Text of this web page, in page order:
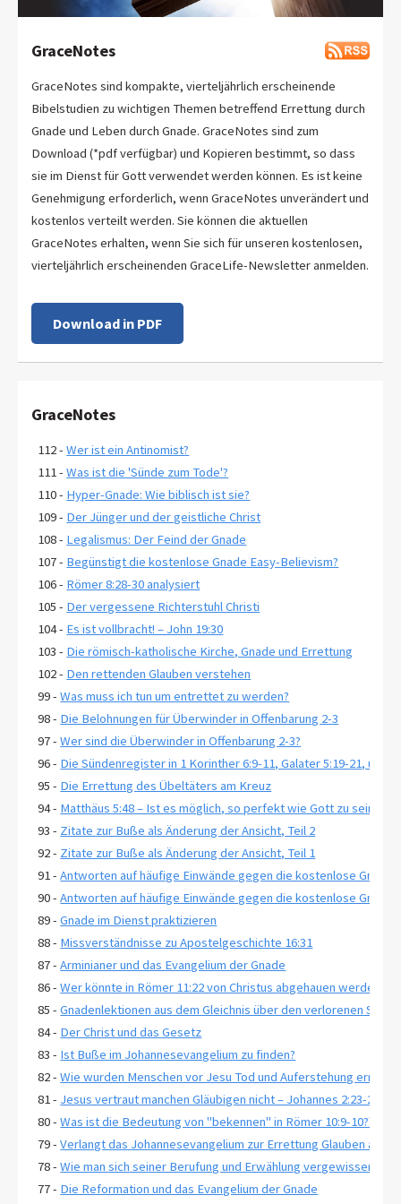
GraceNotes
GraceNotes sind kompakte, vierteljährlich erscheinende
Bibelstudien zu wichtigen Themen betreffend Errettung durch
Gnade und Leben durch Gnade. GraceNotes sind zum
Download (*pdf verfügbar) und Kopieren bestimmt, so dass
sie im Dienst für Gott verwendet werden können. Es ist keine
Genehmigung erforderlich, wenn GraceNotes unverändert und
kostenlos verteilt werden. Sie können die aktuellen
GraceNotes erhalten, wenn Sie sich für unseren kostenlosen,
vierteljährlich erscheinenden GraceLife-Newsletter anmelden.
Download in PDF
GraceNotes
112 -Wer ist ein Antinomist?
111 -Was ist die 'Sünde zum Tode'?
110 - Hyper-Gnade: Wie biblisch ist sie?
109 - Der Jünger und der geistliche Christ
108 - Legalismus: Der Feind der Gnade
107 - Begünstigt die kostenlose Gnade Easy-Believism?
106 - Römer 8:28-30 analysiert
105 - Der vergessene Richterstuhl Christi
104 - Es ist vollbracht! – John 19:30
103 - Die römisch-katholische Kirche, Gnade und Errettung
102 - Den rettenden Glauben verstehen
99 -Was muss ich tun um entrettet zu werden?
98 - Die Belohnungen für Überwinder in Offenbarung 2-3
97 -Wer sind die Überwinder in Offenbarung 2-3?
96 - Die Sündenregister in 1 Korinther 6:9-11, Galater 5:19-21, und
95 - Die Errettung des Übeltäters am Kreuz
94 - Matthäus 5:48 – Ist es möglich, so perfekt wie Gott zu sein?
93 - Zitate zur Buße als Änderung der Ansicht, Teil 2
92 - Zitate zur Buße als Änderung der Ansicht, Teil 1
91 -Antworten auf häufige Einwände gegen die kostenlose Gnade,
90 -Antworten auf häufige Einwände gegen die kostenlose Gnade,
89 -Gnade im Dienst praktizieren
88 - Missverständnisse zu Apostelgeschichte 16:31
87 -Arminianer und das Evangelium der Gnade
86 -Wer könnte in Römer 11:22 von Christus abgehauen werden?
85 -Gnadenlektionen aus dem Gleichnis über den verlorenen Sohn,
84 - Der Christ und das Gesetz
83 - Ist Buße im Johannesevangelium zu finden?
82 -Wie wurden Menschen vor Jesu Tod und Auferstehung
81 - Jesus vertraut manchen Gläubigen nicht – Johannes 2:23-25
80 -Was ist die Bedeutung von "bekennen" in Römer 10:9-10?"
79 -Verlangt das Johannesevangelium zur Errettung Glauben an
78 -Wie man sich seiner Berufung und Erwählung vergewissert-2
77 - Die Reformation und das Evangelium der Gnade